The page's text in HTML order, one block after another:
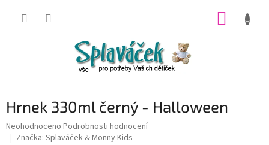
Hrnek 330ml černý - Halloween
Průměrné
hodnocení
Neohodnoceno Podrobnosti hodnocení
Značka: Splaváček & Monny Kids